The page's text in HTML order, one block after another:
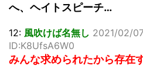
へ、ヘイトスピーチ…
12: 風吹けば名無し 2021/02/
ID:K8UfsA6W0
みんな求められたから存在